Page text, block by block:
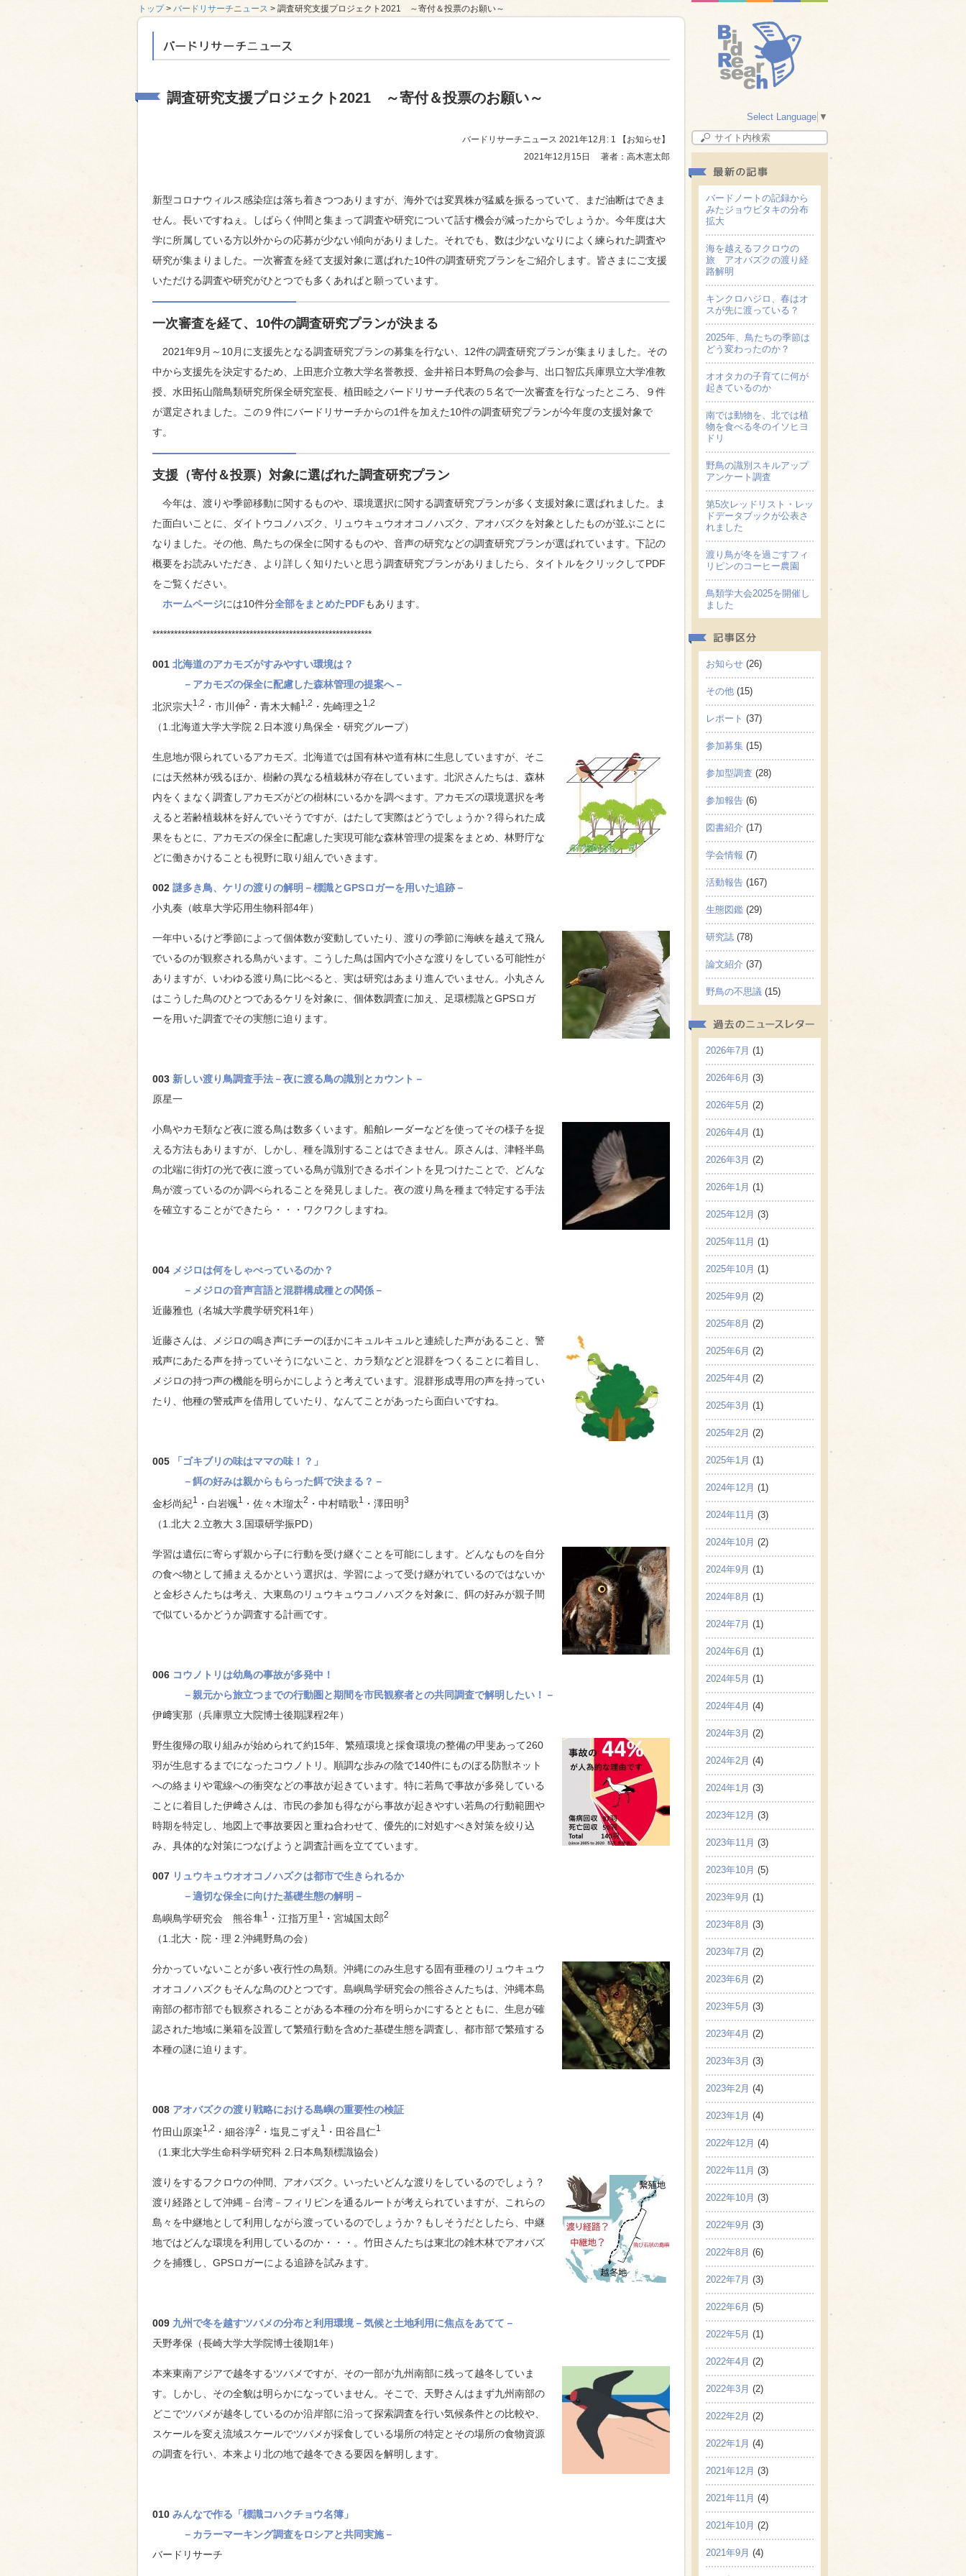
トップ> バードリサーチニュース > 調査研究支援プロジェクト2021 ～寄付＆投票のお願い～
調査研究支援プロジェクト2021 ～寄付＆投票のお願い～
バードリサーチニュース 2021年12月: 1
【お知らせ】
2021年12月15日
著者：高木憲太郎
新型コロナウィルス感染症は落ち着きつつありますが、海外では変異株が猛威を振るっていて、まだ油断はできま
せん。長いですねぇ。しばらく仲間と集まって調査や研究について話す機会が減ったからでしょうか。今年度は大
学に所属している方以外からの応募が少ない傾向がありました。それでも、数は少ないなりによく練られた調査や
研究が集まりました。一次審査を経て支援対象に選ばれた10件の調査研究プランをご紹介します。皆さまにご支援
いただける調査や研究がひとつでも多くあればと願っています。
一次審査を経て、10件の調査研究プランが決まる
2021年9月～10月に支援先となる調査研究プランの募集を行ない、12件の調査研究プランが集まりました。その
中から支援先を決定するため、上田恵介立教大学名誉教授、金井裕日本野鳥の会参与、出口智広兵庫県立大学准教
授、水田拓山階鳥類研究所保全研究室長、植田睦之バードリサーチ代表の５名で一次審査を行なったところ、９件
が選定されました。この９件にバードリサーチからの1件を加えた10件の調査研究プランが今年度の支援対象で
す。
支援（寄付＆投票）対象に選ばれた調査研究プラン
今年は、渡りや季節移動に関するものや、環境選択に関する調査研究プランが多く支援対象に選ばれました。ま
た面白いことに、ダイトウコノハズク、リュウキュウオオコノハズク、アオバズクを対象としたものが並ぶことに
なりました。その他、鳥たちの保全に関するものや、音声の研究などの調査研究プランが選ばれています。下記の
概要をお読みいただき、より詳しく知りたいと思う調査研究プランがありましたら、タイトルをクリックしてPDF
をご覧ください。
ホームページには10件分全部をまとめたPDFもあります。
*************************************************************
001 北海道のアカモズがすみやすい環境は？
－アカモズの保全に配慮した森林管理の提案へ－
北沢宗大1,2 ・市川伸2 ・青木大輔1,2 ・先崎理之 1,2
（1.北海道大学大学院 2.日本渡り鳥保全・研究グループ）
生息地が限られているアカモズ。北海道では国有林や道有林に生息していますが、そこ
には天然林が残るほか、樹齢の異なる植栽林が存在しています。北沢さんたちは、森林
内をくまなく調査しアカモズがどの樹林にいるかを調べます。アカモズの環境選択を考
えると若齢植栽林を好んでいそうですが、はたして実際はどうでしょうか？得られた成
果をもとに、アカモズの保全に配慮した実現可能な森林管理の提案をまとめ、林野庁な
どに働きかけることも視野に取り組んでいきます。
002 謎多き鳥、ケリの渡りの解明 －標識とGPSロガーを用いた追跡－
小丸奏（岐阜大学応用生物科部4年）
一年中いるけど季節によって個体数が変動していたり、渡りの季節に海峡を越えて飛ん
でいるのが観察される鳥がいます。こうした鳥は国内で小さな渡りをしている可能性が
ありますが、いわゆる渡り鳥に比べると、実は研究はあまり進んでいません。小丸さん
はこうした鳥のひとつであるケリを対象に、個体数調査に加え、足環標識とGPSロガ
ーを用いた調査でその実態に迫ります。
003 新しい渡り鳥調査手法－夜に渡る鳥の識別とカウント－
原星一
小鳥やカモ類など夜に渡る鳥は数多くいます。船舶レーダーなどを使ってその様子を捉
える方法もありますが、しかし、種を識別することはできません。原さんは、津軽半島
の北端に街灯の光で夜に渡っている鳥が識別できるポイントを見つけたことで、どんな
鳥が渡っているのか調べられることを発見しました。夜の渡り鳥を種まで特定する手法
を確立することができたら・・・ワクワクしますね。
004 メジロは何をしゃべっているのか？
－メジロの音声言語と混群構成種との関係－
近藤雅也（名城大学農学研究科1年）
近藤さんは、メジロの鳴き声にチーのほかにキュルキュルと連続した声があること、警
戒声にあたる声を持っていそうにないこと、カラ類などと混群をつくることに着目し、
メジロの持つ声の機能を明らかにしようと考えています。混群形成専用の声を持ってい
たり、他種の警戒声を借用していたり、なんてことがあったら面白いですね。
005
「ゴキブリの味はママの味！？」
－餌の好みは親からもらった餌で決まる？－
金杉尚紀1 ・白岩颯 1 ・佐々木瑠太2 ・中村晴歌1 ・澤田明3
（1.北大 2.立教大 3.国環研学振PD）
学習は遺伝に寄らず親から子に行動を受け継ぐことを可能にします。どんなものを自分
の食べ物として捕まえるかという選択は、学習によって受け継がれているのではないか
と金杉さんたちは考え、大東島のリュウキュウコノハズクを対象に、餌の好みが親子間
で似ているかどうか調査する計画です。
006 コウノトリは幼鳥の事故が多発中！
－親元から旅立つまでの行動圏と期間を市民観察者との共同調査で解明したい！－
伊﨑実那（兵庫県立大院博士後期課程2年）
野生復帰の取り組みが始められて約15年、繁殖環境と採食環境の整備の甲斐あって260
羽が生息するまでになったコウノトリ。順調な歩みの陰で140件にものぼる防獣ネット
への絡まりや電線への衝突などの事故が起きています。特に若鳥で事故が多発している
ことに着目した伊﨑さんは、市民の参加も得ながら事故が起きやすい若鳥の行動範囲や
時期を特定し、地図上で事故要因と重ね合わせて、優先的に対処すべき対策を絞り込
み、具体的な対策につなげようと調査計画を立てています。
007 リュウキュウオオコノハズクは都市で生きられるか
－適切な保全に向けた基礎生態の解明－
島嶼鳥学研究会 熊谷隼1 ・江指万里 1 ・宮城国太郎2
（1.北大・院・理 2.沖縄野鳥の会）
分かっていないことが多い夜行性の鳥類。沖縄にのみ生息する固有亜種のリュウキュウ
オオコノハズクもそんな鳥のひとつです。島嶼鳥学研究会の熊谷さんたちは、沖縄本島
南部の都市部でも観察されることがある本種の分布を明らかにするとともに、生息が確
認された地域に巣箱を設置して繁殖行動を含めた基礎生態を調査し、都市部で繁殖する
本種の謎に迫ります。
008 アオバズクの渡り戦略における島嶼の重要性の検証
竹田山原楽1,2 ・細谷淳2 ・塩見こずえ 1 ・田谷昌仁1
（1.東北大学生命科学研究科 2.日本鳥類標識協会）
渡りをするフクロウの仲間、アオバズク。いったいどんな渡りをしているのでしょう？
渡り経路として沖縄－台湾－フィリピンを通るルートが考えられていますが、これらの
島々を中継地として利用しながら渡っているのでしょうか？もしそうだとしたら、中継
地ではどんな環境を利用しているのか・・・。竹田さんたちは東北の雑木林でアオバズ
クを捕獲し、GPSロガーによる追跡を試みます。
009 九州で冬を越すツバメの分布と利用環境－気候と土地利用に焦点をあてて－
天野孝保（長崎大学大学院博士後期1年）
本来東南アジアで越冬するツバメですが、その一部が九州南部に残って越冬していま
す。しかし、その全貌は明らかになっていません。そこで、天野さんはまず九州南部の
どこでツバメが越冬しているのか沿岸部に沿って探索調査を行い気候条件との比較や、
スケールを変え流域スケールでツバメが採食している場所の特定とその場所の食物資源
の調査を行い、本来より北の地で越冬できる要因を解明します。
010 みんなで作る「標識コハクチョウ名簿」
－カラーマーキング調査をロシアと共同実施－
バードリサーチ
Select Language ▼
バードノートの記録から
みたジョウビタキの分布
拡大
海を越えるフクロウの
旅 アオバズクの渡り経
路解明
キンクロハジロ、春はオ
スが先に渡っている？
2025年、鳥たちの季節は
どう変わったのか？
オオタカの子育てに何が
起きているのか
南では動物を、北では植
物を食べる冬のイソヒヨ
ドリ
野鳥の識別スキルアップ
アンケート調査
第5次レッドリスト・レッ
ドデータブックが公表さ
れました
渡り鳥が冬を過ごすフィ
リピンのコーヒー農園
鳥類学大会2025を開催し
ました
お知らせ (26)
その他 (15)
レポート (37)
参加募集 (15)
参加型調査 (28)
参加報告 (6)
図書紹介 (17)
学会情報 (7)
活動報告 (167)
生態図鑑 (29)
研究誌 (78)
論文紹介 (37)
野鳥の不思議 (15)
2026年7月 (1)
2026年6月 (3)
2026年5月 (2)
2026年4月 (1)
2026年3月 (2)
2026年1月 (1)
2025年12月 (3)
2025年11月 (1)
2025年10月 (1)
2025年9月 (2)
2025年8月 (2)
2025年6月 (2)
2025年4月 (2)
2025年3月 (1)
2025年2月 (2)
2025年1月 (1)
2024年12月 (1)
2024年11月 (3)
2024年10月 (2)
2024年9月 (1)
2024年8月 (1)
2024年7月 (1)
2024年6月 (1)
2024年5月 (1)
2024年4月 (4)
2024年3月 (2)
2024年2月 (4)
2024年1月 (3)
2023年12月 (3)
2023年11月 (3)
2023年10月 (5)
2023年9月 (1)
2023年8月 (3)
2023年7月 (2)
2023年6月 (2)
2023年5月 (3)
2023年4月 (2)
2023年3月 (3)
2023年2月 (4)
2023年1月 (4)
2022年12月 (4)
2022年11月 (3)
2022年10月 (3)
2022年9月 (3)
2022年8月 (6)
2022年7月 (3)
2022年6月 (5)
2022年5月 (1)
2022年4月 (2)
2022年3月 (2)
2022年2月 (2)
2022年1月 (4)
2021年12月 (3)
2021年11月 (4)
2021年10月 (2)
2021年9月 (4)